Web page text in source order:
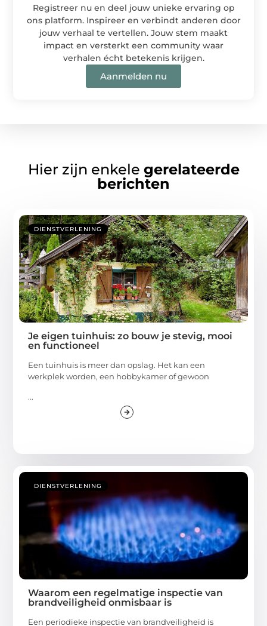
Registreer nu en deel jouw unieke ervaring op
ons platform. Inspireer en verbindt anderen door
jouw verhaal te vertellen. Jouw stem maakt
impact en versterkt een community waar
verhalen écht betekenis krijgen.
Aanmelden nu
Hier zijn enkele gerelateerde
berichten
DIENSTVERLENING
Je eigen tuinhuis: zo bouw je stevig, mooi
en functioneel
Een tuinhuis is meer dan opslag. Het kan een
werkplek worden, een hobbykamer of gewoon
...
DIENSTVERLENING
Waarom een regelmatige inspectie van
brandveiligheid onmisbaar is
Een periodieke inspectie van brandveiligheid is